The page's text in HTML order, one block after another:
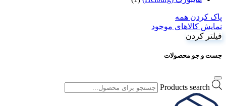
پاک کردن همه
نمایش کالاهای موجود
فیلتر کردن
جست و جو محصولات
Products search